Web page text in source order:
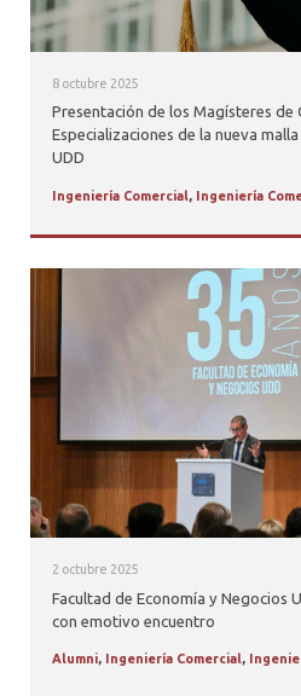
8 octubre 2025
Presentación de los Magísteres de
Especializaciones de la nueva
UDD
Ingeniería Comercial, Ingeniería
2 octubre 2025
Facultad de Economía y Negocios
con emotivo encuentro
Alumni, Ingeniería Comercial,